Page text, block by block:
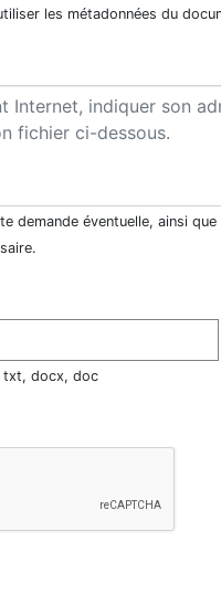
les métadonnées du
demande éventuelle, ainsi
txt, docx, doc